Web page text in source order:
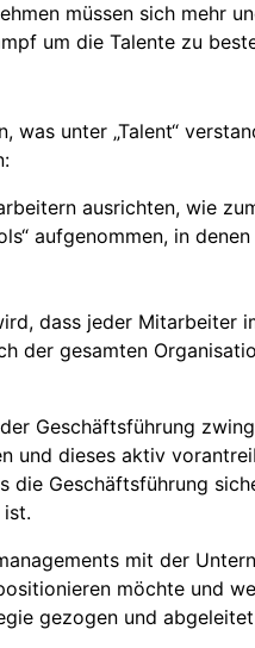
müssen sich mehr
um die Talente zu
unter „Talent“
ausrichten, wie
aufgenommen, in
dass jeder Mitarbeiter
der gesamten
Geschäftsführung
und dieses aktiv
Geschäftsführung
ist.
mit der
möchte und
gezogen und